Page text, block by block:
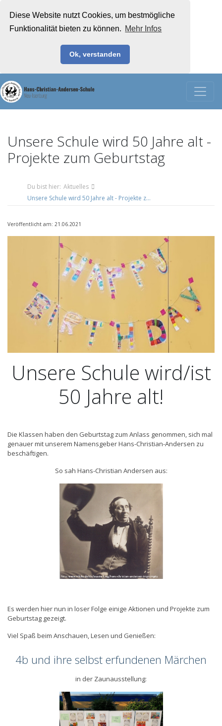
Diese Website nutzt Cookies, um bestmögliche
Funktionalität bieten zu können. Mehr Infos
Ok, verstanden
Unsere Schule wird 50 Jahre alt -
Projekte zum Geburtstag
Du bist hier: Aktuelles
Unsere Schule wird 50 Jahre alt - Projekte zum Geburtstag
Veröffentlicht am: 21.06.2021
Unsere Schule wird/ist
50 Jahre alt!
Die Klassen haben den Geburtstag zum Anlass genommen, sich mal
genauer mit unserem Namensgeber Hans-Christian-Andersen zu
beschäftigen.
So sah Hans-Christian Andersen aus:
Es werden hier nun in loser Folge einige Aktionen und Projekte zum
Geburtstag gezeigt.
Viel Spaß beim Anschauen, Lesen und Genießen:
4b und ihre selbst erfundenen Märchen
in der Zaunausstellung: